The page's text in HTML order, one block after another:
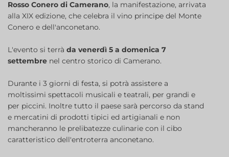
Rosso Conero di Camerano, la manifestazione, arrivata
alla XIX edizione, che celebra il vino principe del Monte
Conero e dell'anconetano.
L'evento si terrà da venerdì 5 a domenica 7
settembre nel centro storico di Camerano.
Durante i 3 giorni di festa, si potrà assistere a
moltissimi spettacoli musicali e teatrali, per grandi e
per piccini. Inoltre tutto il paese sarà percorso da stand
e mercatini di prodotti tipici ed artigianali e non
mancheranno le prelibatezze culinarie con il cibo
caratteristico dell'entroterra anconetano.